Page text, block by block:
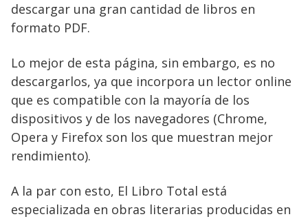
descargar una gran cantidad de libros en
formato PDF.
Lo mejor de esta página, sin embargo, es no
descargarlos, ya que incorpora un lector online
que es compatible con la mayoría de los
dispositivos y de los navegadores (Chrome,
Opera y Firefox son los que muestran mejor
rendimiento).
A la par con esto, El Libro Total está
especializada en obras literarias producidas en